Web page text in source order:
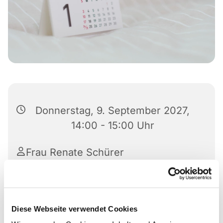
Diese Webseite verwendet Cookies
Donnerstag, 9. September 2027,
14:00 - 15:00 Uhr
Frau Renate Schürer